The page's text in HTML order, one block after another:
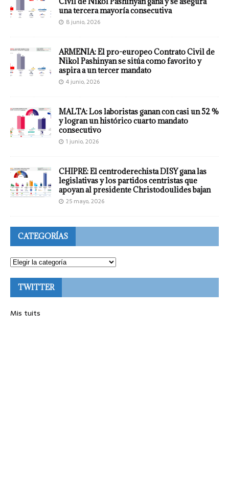
una tercera mayoría consecutiva
8 junio, 2026
ARMENIA: El pro-europeo Contrato Civil de
Nikol Pashinyan se sitúa como favorito y
aspira a un tercer mandato
4 junio, 2026
MALTA: Los laboristas ganan con casi un 52 %
y logran un histórico cuarto mandato
consecutivo
1 junio, 2026
CHIPRE: El centroderechista DISY gana las
legislativas y los partidos centristas que
apoyan al presidente Christodoulides bajan
25 mayo, 2026
CATEGORÍAS
TWITTER
Mis tuits